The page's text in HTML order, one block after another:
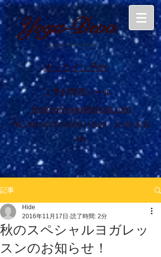
Yoga-Deva
ヨガ• デーヴァ
オンライン予約
ご予約専用メール :
hidenoriyoga@gmail.com
TEL:080-6476-8260 (10:00 - 21:00 火日
休)
記事
秋のスペシャルヨガレッ
スンのお知らせ！
Hide
2016年11月17日 読了時間: 2分